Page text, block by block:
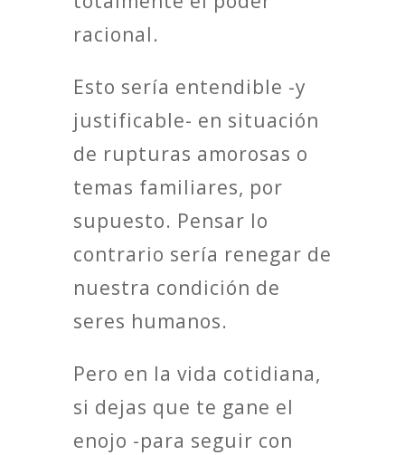
racional.
Esto sería entendible -y
justificable- en situación
de rupturas amorosas o
temas familiares, por
supuesto. Pensar lo
contrario sería renegar de
nuestra condición de
seres humanos.
Pero en la vida cotidiana,
si dejas que te gane el
enojo -para seguir con